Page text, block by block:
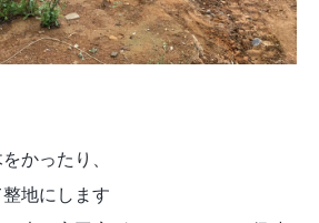
かったり、
地にします